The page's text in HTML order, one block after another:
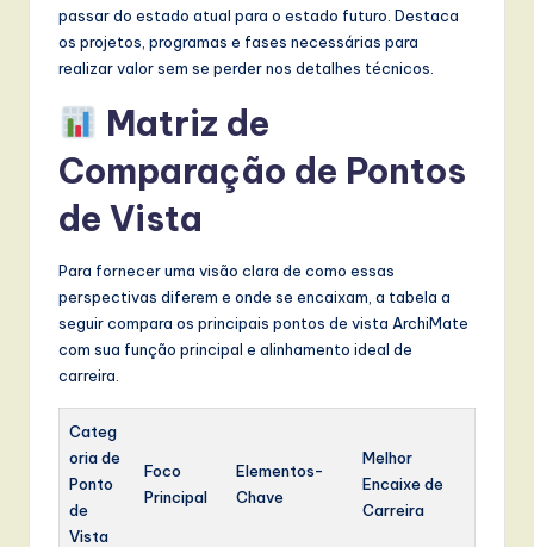
passar do estado atual para o estado futuro. Destaca
os projetos, programas e fases necessárias para
realizar valor sem se perder nos detalhes técnicos.
Matriz de
Comparação de Pontos
de Vista
Para fornecer uma visão clara de como essas
perspectivas diferem e onde se encaixam, a tabela a
seguir compara os principais pontos de vista ArchiMate
com sua função principal e alinhamento ideal de
carreira.
Categ
oria de
Ponto
de
Vista
Foco
Principal
Elementos-
Chave
Melhor
Encaixe de
Carreira